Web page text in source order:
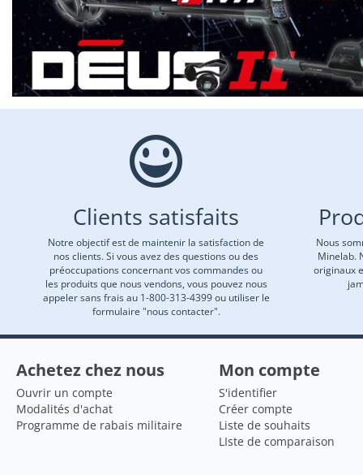
Clients satisfaits
Notre objectif est de maintenir la satisfaction de
nos clients. Si vous avez des questions ou des
préoccupations concernant vos commandes ou
les produits que nous vendons, vous pouvez nous
appeler sans frais au 1-800-313-4399 ou utiliser le
formulaire "nous contacter".
Nous
Minelab.
originaux
Achetez chez nous
Ouvrir un compte
Modalités d'achat
Programme de rabais militaire
Mon compte
S'identifier
Créer compte
Liste de souhaits
LIste de comparaison